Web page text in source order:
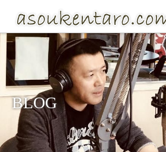
BLOG